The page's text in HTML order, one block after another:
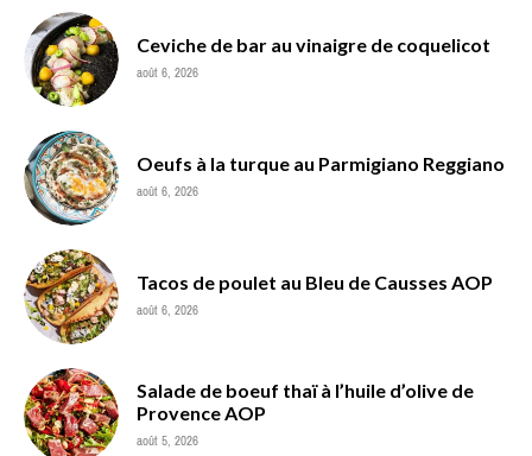
Ceviche de bar au vinaigre de coquelicot
août 6, 2026
Oeufs à la turque au Parmigiano Reggiano
août 6, 2026
Tacos de poulet au Bleu de Causses AOP
août 6, 2026
Salade de boeuf thaï à l’huile d’olive de
Provence AOP
août 5, 2026